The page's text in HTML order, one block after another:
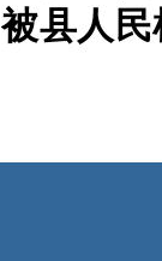
被县人